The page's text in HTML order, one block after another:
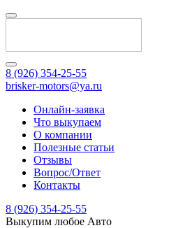
8 (926) 354-25-55
brisker-motors@ya.ru
Онлайн-заявка
Что выкупаем
О компании
Полезные статьи
Отзывы
Вопрос/Ответ
Контакты
8 (926) 354-25-55
Выкупим любое Авто